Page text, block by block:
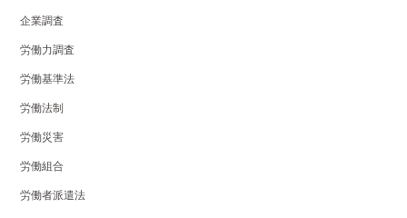
企業調査
労働力調査
労働基準法
労働法制
労働災害
労働組合
労働者派遣法